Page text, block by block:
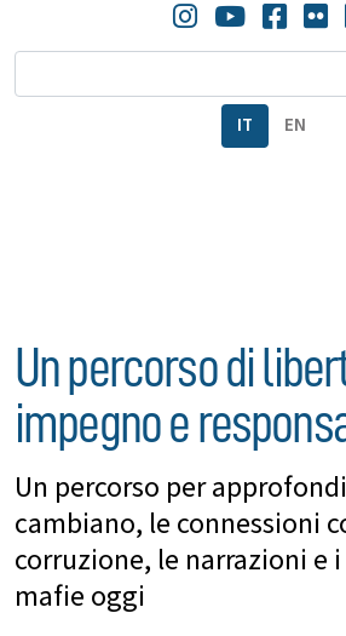
IT EN
Un percorso di
impegno e
Un percorso per
cambiano, le connessioni
corruzione, le narrazioni e
mafie oggi